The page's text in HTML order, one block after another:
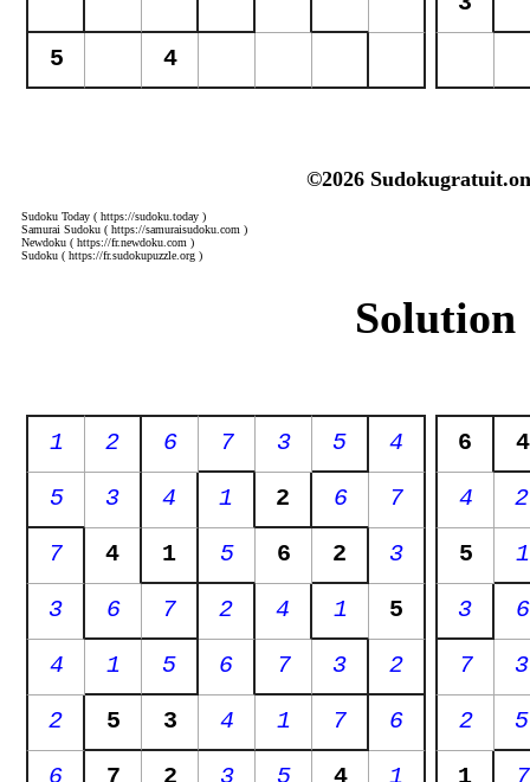
©2026
Sudoku Today ( https://sudoku.today )
Samurai Sudoku ( https://samuraisudoku.com )
Newdoku ( https://fr.newdoku.com )
Sudoku ( https://fr.sudokupuzzle.org )
Solution